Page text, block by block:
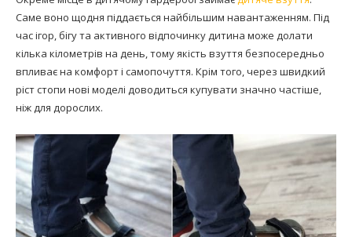
Саме воно щодня піддається найбільшим навантаженням. Під
час ігор, бігу та активного відпочинку дитина може долати
кілька кілометрів на день, тому якість взуття безпосередньо
впливає на комфорт і самопочуття. Крім того, через швидкий
ріст стопи нові моделі доводиться купувати значно частіше,
ніж для дорослих.